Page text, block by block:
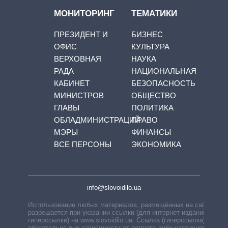
МОНИТОРИНГ
ПРЕЗИДЕНТ И
ОФИС
ВЕРХОВНАЯ
РАДА
КАБИНЕТ
МИНИСТРОВ
ГЛАВЫ
ОБЛАДМИНИСТРАЦИЙ
МЭРЫ
ВСЕ ПЕРСОНЫ
ТЕМАТИКИ
БИЗНЕС
КУЛЬТУРА
НАУКА
НАЦИОНАЛЬНАЯ
БЕЗОПАСНОСТЬ
ОБЩЕСТВО
ПОЛИТИКА
ПРАВО
ФИНАНСЫ
ЭКОНОМИКА
info@slovoidilo.ua
Использование любых материалов, размещённых на сайте,
разрешается при указании ссылки (для интернет-изданий —
гиперссылки) на www.slovoidilo.ua. Ссылка (гиперссылка)